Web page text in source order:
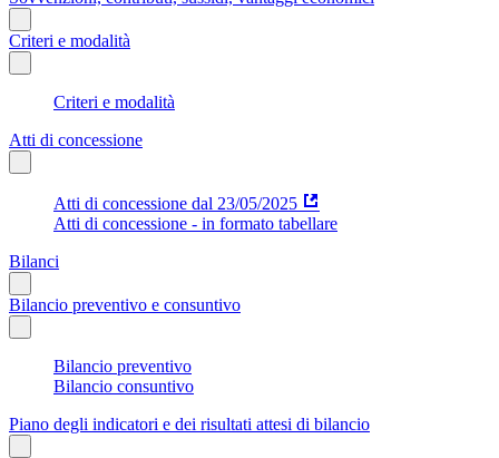
Criteri e modalità
Criteri e modalità
Atti di concessione
Atti di concessione dal 23/05/2025
Atti di concessione - in formato tabellare
Bilanci
Bilancio preventivo e consuntivo
Bilancio preventivo
Bilancio consuntivo
Piano degli indicatori e dei risultati attesi di bilancio